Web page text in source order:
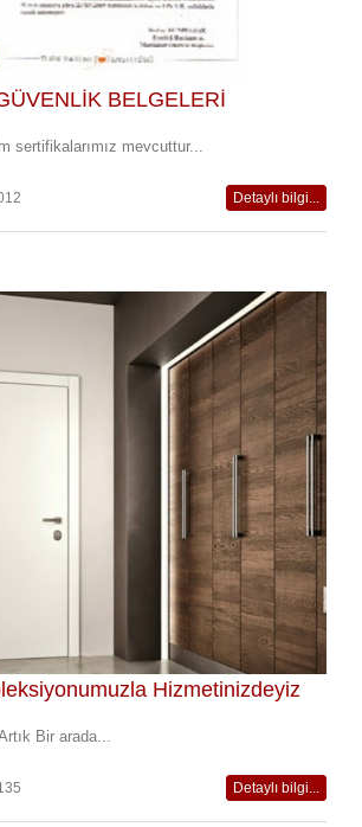
BELGELERİ
sertifikalarımız mevcuttur...
Detaylı bilgi...
Hizmetinizdeyiz
Bir arada...
Detaylı bilgi...